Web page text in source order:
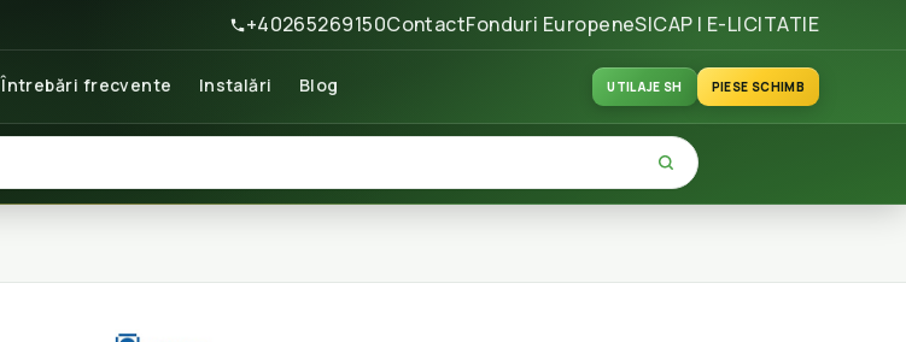
+40265269150ContactFonduri EuropeneSICAP | E-LICITATIE
Întrebări frecvente Instalări Blog UTILAJE SH PIESE SCHIMB